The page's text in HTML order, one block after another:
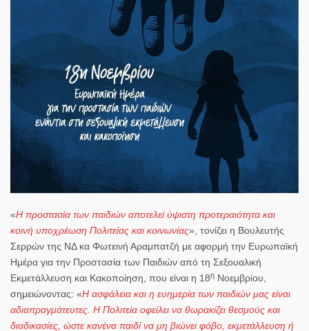
«Η προστασία των παιδιών αποτελεί ύψιστη προτεραιότητα και
κοινή υποχρέωση Πολιτείας και κοινωνίας», τονίζει η Βουλευτής
Σερρών της ΝΔ κα Φωτεινή Αραμπατζή με αφορμή την Ευρωπαϊκή
Ημέρα για την Προστασία των Παιδιών από τη Σεξουαλική
Εκμετάλλευση και Κακοποίηση , που είναι η 18η Νοεμβρίου,
σημειώνοντας: «Η ασφάλεια και η ευημερία των παιδιών μας είναι
αδιαπραγμάτευτες. Η Πολιτεία οφείλει να θωρακίζει θεσμούς και
διαδικασίες, ώστε κανένα παιδί να μη βιώνει φόβο, εκμετάλλευση ή